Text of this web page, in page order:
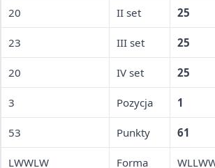
20 II set 25
23 III set 25
20 IV set 25
3 Pozycja 1
53 Punkty 61
LWWLW Forma